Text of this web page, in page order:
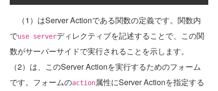
（1）はServer Actionである関数の定義です。関数内
でuse serverディレクティブを記述することで、この関
数がサーバーサイドで実行されることを示します。
（2）は、このServer Actionを実行するためのフォーム
です。フォームのaction属性にServer Actionを指定する